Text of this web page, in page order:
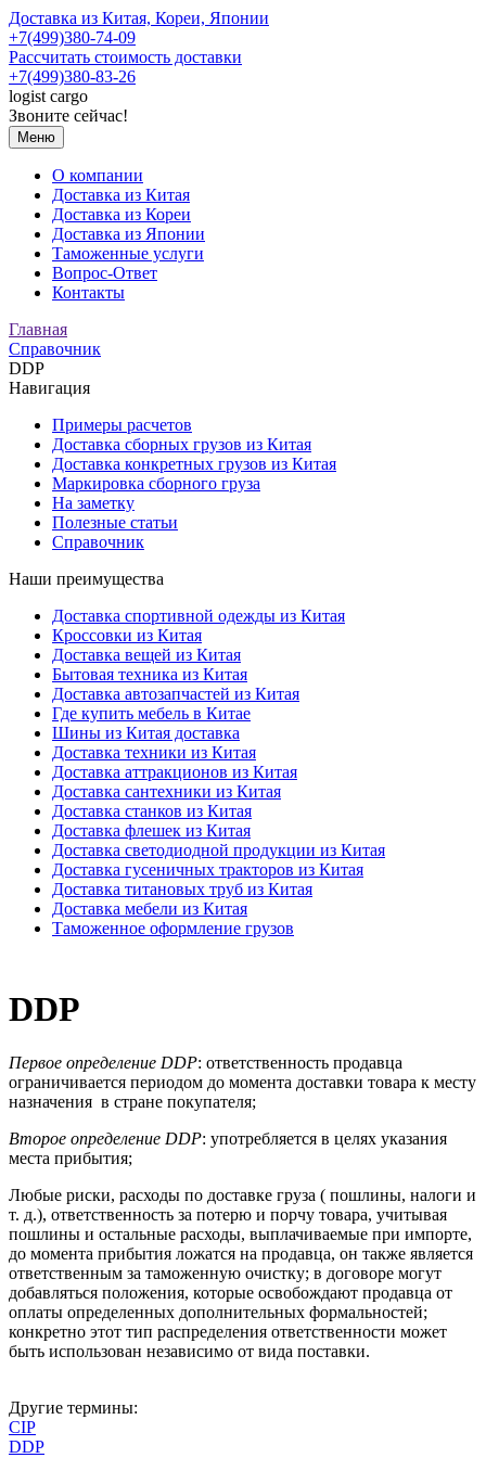
Доставка из Китая, Кореи, Японии
+7(499)380-74-09
Рассчитать стоимость доставки
+7(499)380-83-26
logist cargo
Звоните сейчас!
Меню
О компании
Доставка из Китая
Доставка из Кореи
Доставка из Японии
Таможенные услуги
Вопрос-Ответ
Контакты
Главная
Справочник
DDP
Навигация
Примеры расчетов
Доставка сборных грузов из Китая
Доставка конкретных грузов из Китая
Маркировка сборного груза
На заметку
Полезные статьи
Справочник
Наши преимущества
Доставка спортивной одежды из Китая
Кроссовки из Китая
Доставка вещей из Китая
Бытовая техника из Китая
Доставка автозапчастей из Китая
Где купить мебель в Китае
Шины из Китая доставка
Доставка техники из Китая
Доставка аттракционов из Китая
Доставка сантехники из Китая
Доставка станков из Китая
Доставка флешек из Китая
Доставка светодиодной продукции из Китая
Доставка гусеничных тракторов из Китая
Доставка титановых труб из Китая
Доставка мебели из Китая
Таможенное оформление грузов
DDP
Первое определение DDP: ответственность продавца
ограничивается периодом до момента доставки товара к месту
назначения в стране покупателя;
Второе определение DDP: употребляется в целях указания
места прибытия;
Любые риски, расходы по доставке груза ( пошлины, налоги и
т. д.), ответственность за потерю и порчу товара, учитывая
пошлины и остальные расходы, выплачиваемые при импорте,
до момента прибытия ложатся на продавца, он также является
ответственным за таможенную очистку; в договоре могут
добавляться положения, которые освобождают продавца от
оплаты определенных дополнительных формальностей;
конкретно этот тип распределения ответственности может
быть использован независимо от вида поставки.
Другие термины:
CIP
DDP